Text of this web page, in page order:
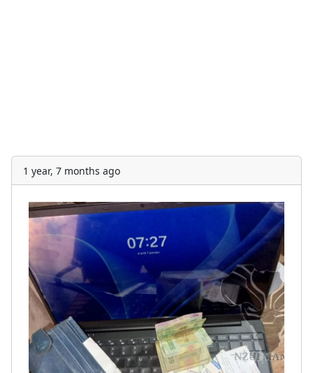
1 year, 7 months ago